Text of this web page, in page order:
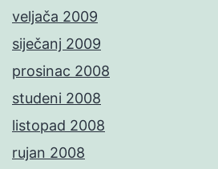
veljača 2009
siječanj 2009
prosinac 2008
studeni 2008
listopad 2008
rujan 2008